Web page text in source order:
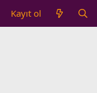
Kayıt ol